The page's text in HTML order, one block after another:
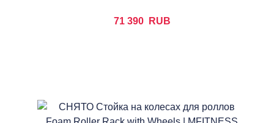
71 390 RUB